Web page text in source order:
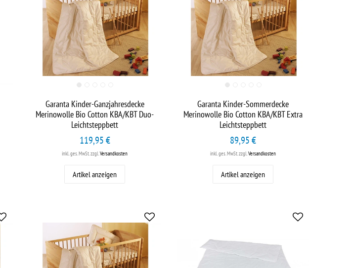
Garanta Kinder-Ganzjahresdecke
Merinowolle Bio Cotton KBA/KBT Duo-
Leichtsteppbett
119,95 €
inkl. ges. MwSt.zzgl.Versandkosten
Artikel anzeigen
Garanta Kinder-Sommerdecke
Merinowolle Bio Cotton KBA/KBT Extra
Leichtsteppbett
89,95 €
inkl. ges. MwSt.zzgl.Versandkosten
Artikel anzeigen